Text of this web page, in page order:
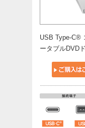
USB Type-C®
ータブルDVD